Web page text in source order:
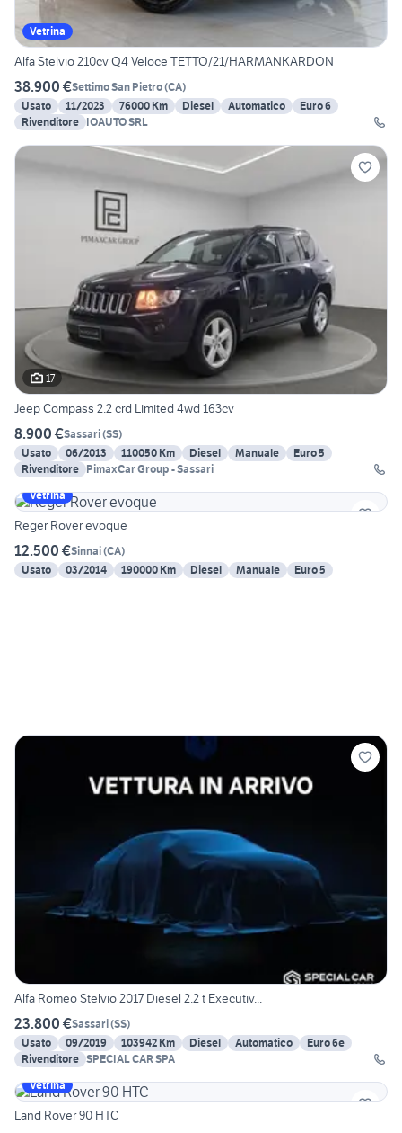
Vetrina
Alfa Stelvio 210cv Q4 Veloce TETTO/21/HARMANKARDON
38.900 €Settimo San Pietro(CA)
Usato
11/2023 76000 Km Diesel Automatico
Euro 6
Rivenditore IOAUTO SRL
17
Jeep Compass 2.2 crd Limited 4wd 163cv
8.900 €Sassari(SS)
Usato
06/2013 110050 Km Diesel Manuale
Euro 5
Rivenditore PimaxCar Group - Sassari
Vetrina
Reger Rover evoque
12.500 €Sinnai(CA)
Usato
03/2014 190000 Km Diesel Manuale Euro 5
Alfa Romeo Stelvio 2017 Diesel 2.2 t Executiv...
23.800 €Sassari(SS)
Usato
09/2019 103942 Km Diesel Automatico
Euro 6e
Rivenditore SPECIAL CAR SPA
Vetrina
Land Rover 90 HTC